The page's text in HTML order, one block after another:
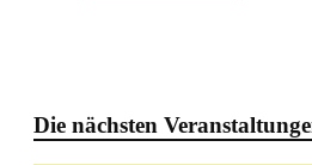
Die nächsten